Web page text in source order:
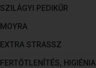
SZILÁGYI PEDIKŰR
MOYRA
EXTRA STRASSZ
FERTŐTLENÍTÉS, HIGIÉNIA